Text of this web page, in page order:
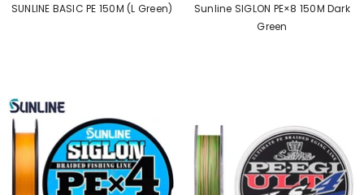
SUNLINE BASIC PE 150M (L Green)
Sunline SIGLON PE×8 150M Dark
Green